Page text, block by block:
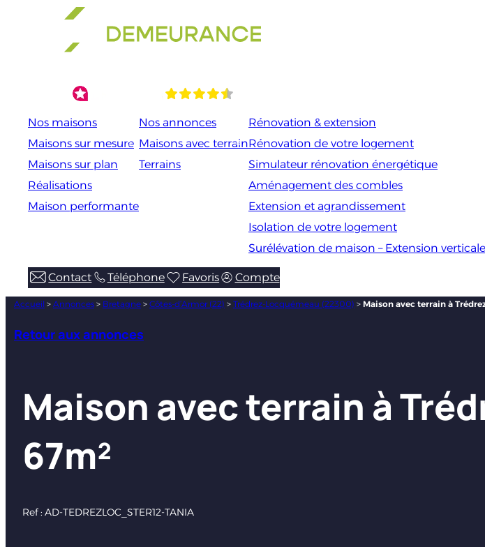
Nos maisons
Maisons sur mesure
Maisons sur plan
Réalisations
Maison performante
Nos annonces
Maisons avec terrain
Terrains
Rénovation & extension
Rénovation de votre logement
Simulateur rénovation énergétique
Aménagement des combles
Extension et agrandissement
Isolation de votre logement
Surélévation de maison – Extension verticale
Contact Téléphone Favoris Compte
Accueil > Annonces > Bretagne > Côtes-d’Armor (22) > Trédrez-Locquémeau (22300) > Maison avec terrain à
Retour aux annonces
Maison avec terrain à
67m²
Ref : AD-TEDREZLOC_STER12-TANIA